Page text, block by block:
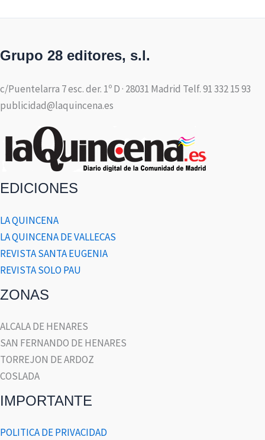
Grupo 28 editores, s.l.
c/Puentelarra 7 esc. der. 1º D · 28031 Madrid Telf. 91 332 15 93
publicidad@laquincena.es
EDICIONES
LA QUINCENA
LA QUINCENA DE VALLECAS
REVISTA SANTA EUGENIA
REVISTA SOLO PAU
ZONAS
ALCALA DE HENARES
SAN FERNANDO DE HENARES
TORREJON DE ARDOZ
COSLADA
IMPORTANTE
POLITICA DE PRIVACIDAD